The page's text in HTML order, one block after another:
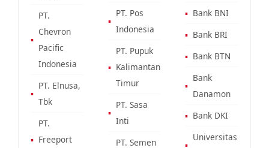
▪
PT.
Chevron
Pacific
Indonesia
▪
PT. Elnusa,
Tbk
▪
PT.
Freeport
▪
PT. Pos
Indonesia
▪
PT. Pupuk
Kalimantan
Timur
▪
PT. Sasa
Inti
PT. Semen
▪ Bank BNI
▪ Bank BRI
▪ Bank BTN
▪
Bank
Danamon
▪ Bank DKI
▪
Universitas